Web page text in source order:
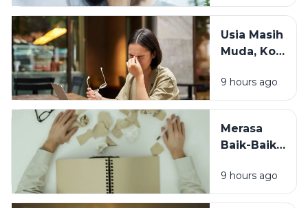
Kusam?
Periksa 7
Kebiasaan
Tidur Ini
Usia Masih
Muda, Kok
Cepat
Capek? Ini
yang
Sering
9 hours ago
Merasa
Baik-Baik
Tanda
Tubuh
9 hours ago